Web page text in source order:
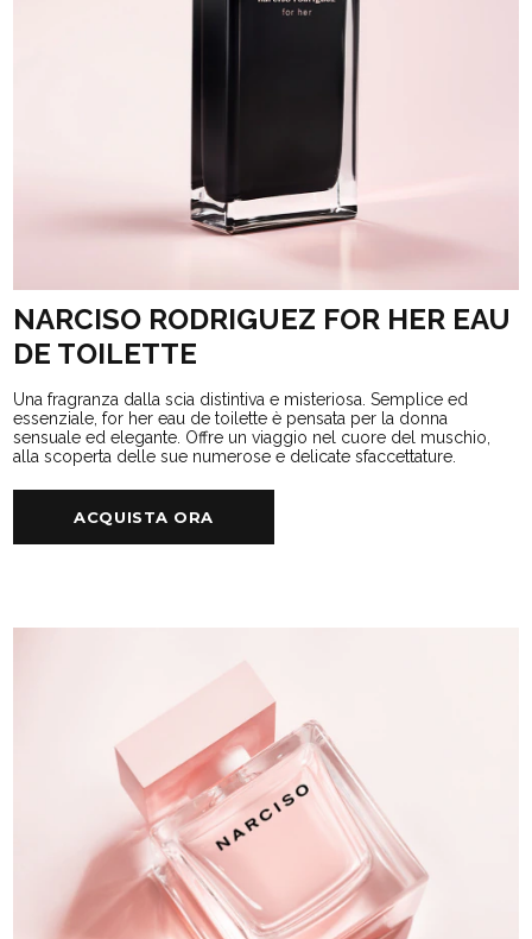
NARCISO RODRIGUEZ FOR HER EAU
DE TOILETTE
Una fragranza dalla scia distintiva e misteriosa. Semplice ed
essenziale, for her eau de toilette è pensata per la donna
sensuale ed elegante. Offre un viaggio nel cuore del muschio,
alla scoperta delle sue numerose e delicate sfaccettature.
ACQUISTA ORA